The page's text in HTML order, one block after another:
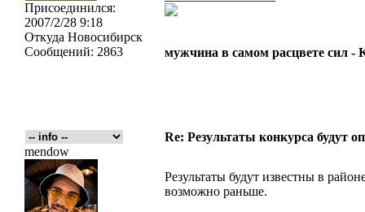
Присоединился:
2007/2/28 9:18
Откуда Новосибирск
Сообщений: 2863 мужчина в самом расцвете сил -
Re: Результаты конкурса будут
mendow
Результаты будут известны в
возможно раньше.